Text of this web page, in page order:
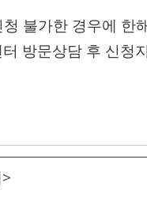
불가한 경우에 한
터 방문상담 후 신청